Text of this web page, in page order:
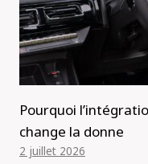
Pourquoi
change la donne
2 juillet 2026